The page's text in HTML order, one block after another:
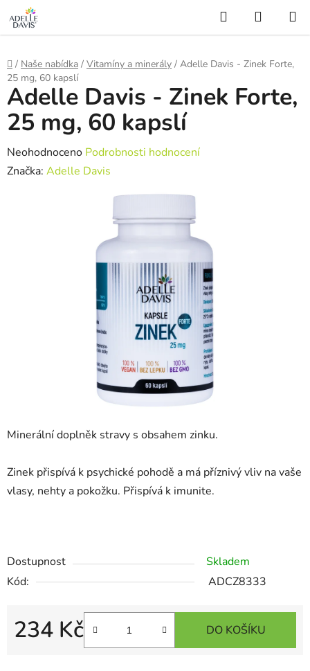
gtag('config', 'AW-16507905706');
Přejít
na
Hledat
KOŠÍK
Domů
/ Naše nabídka / Vitamíny a minerály / Adelle Davis - Zinek Forte,
25 mg, 60 kapslí
Minerální doplněk stravy s obsahem zinku.
Zinek přispívá k psychické pohodě a má příznivý vliv na vaše
vlasy, nehty a pokožku. Přispívá k imunite.
Dostupnost
Skladem
Kód:
ADCZ8333
234 Kč DO KOŠÍKU
Adelle Davis - Zinek Forte,
25 mg, 60 kapslí
Průměrné
hodnocení
Neohodnoceno Podrobnosti hodnocení
Značka: Adelle Davis